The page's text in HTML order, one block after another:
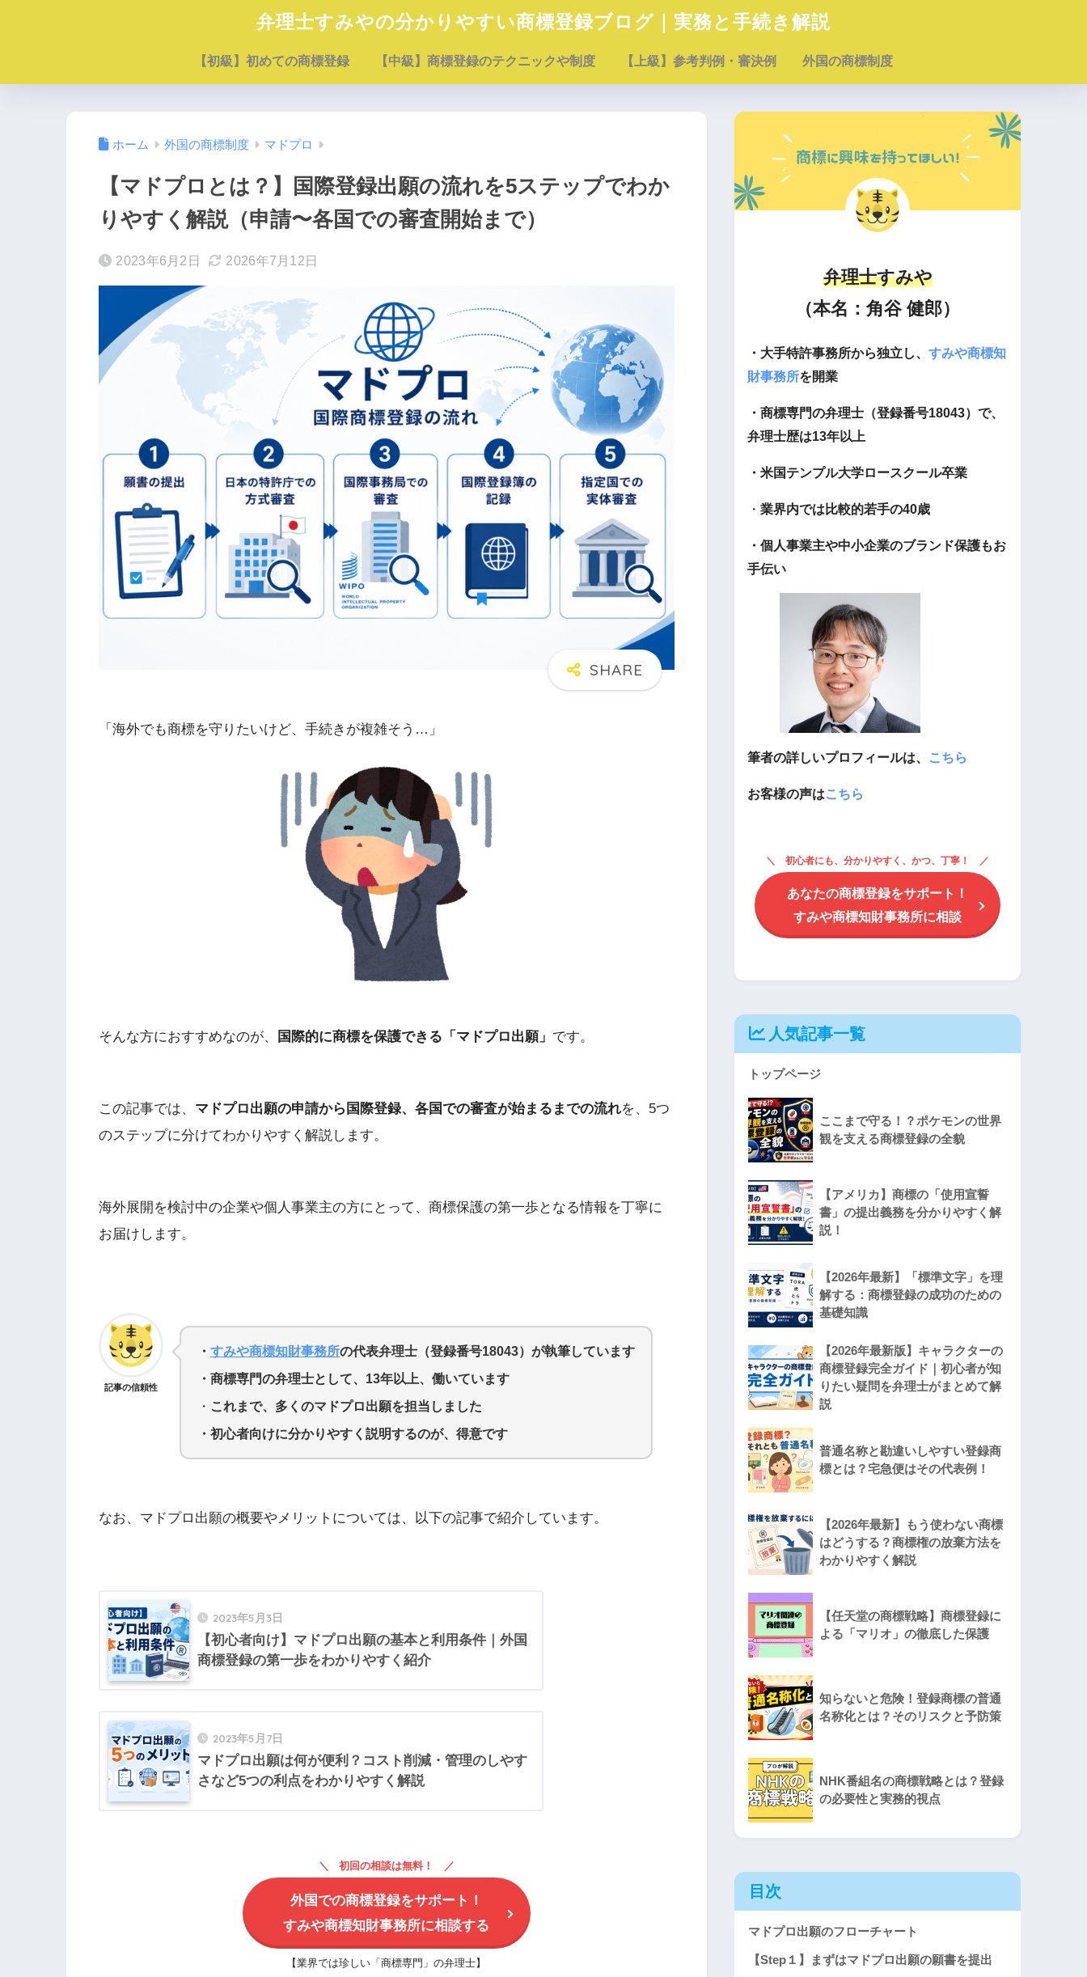
弁理士すみやの分かりやすい商標登録ブログ｜実務と手続き解説
【初級】初めての商標登録 【中級】商標登録のテクニックや制度 【上級】参考判例・審決例 外国の商標制度
ホーム 外国の商標制度 マドプロ
【マドプロとは？】国際登録出願の流れを5ステップでわか
りやすく解説（申請〜各国での審査開始まで）
2023年6月2日 2026年7月12日
「海外でも商標を守りたいけど、手続きが複雑そう…」
そんな方におすすめなのが、 国際的に商標を保護できる「マドプロ出願」 です。
この記事では、 マドプロ出願の申請から国際登録、各国での審査が始まるまでの流れを、5つ
のステップに分けてわかりやすく解説します。
海外展開を検討中の企業や個人事業主の方にとって、商標保護の第一歩となる情報を丁寧に
お届けします。
記事の信頼性
・ すみや商標知財事務所の代表弁理士（登録番号18043）が執筆しています
・商標専門の弁理士として、13年以上、働いています
・ これまで、多くのマドプロ出願を担当しました
・初心者向けに分かりやすく説明するのが、得意です
なお、マドプロ出願の概要やメリットについては、以下の記事で紹介しています。
2023年5月3日
【初心者向け】マドプロ出願の基本と利用条件｜外国
商標登録の第一歩をわかりやすく紹介
2023年5月7日
マドプロ出願は何が便利？コスト削減・管理のしやす
さなど5つの利点をわかりやすく解説
初回の相談は無料！
外国での商標登録をサポート！
すみや商標知財事務所に相談する
【業界では珍しい「商標専門」の弁理士】
弁理士すみや
（本名：角谷 健郎）
・大手特許事務所から独立し、 すみや商標知
財事務所を開業
・商標専門の弁理士（登録番号18043）で、
弁理士歴は13年以上
・米国テンプル大学ロースクール卒業
・ 業界内では比較的若手の40歳
・個人事業主や中小企業のブランド保護もお
手伝い
筆者の詳しいプロフィールは、 こちら
お客様の声はこちら
初心者にも、分かりやすく、かつ、丁寧！
あなたの商標登録をサポート！
すみや商標知財事務所に相談
人気記事一覧
トップページ
ここまで守る！？ポケモンの世界
観を支える商標登録の全貌
【アメリカ】商標の「使用宣誓
書」の提出義務を分かりやすく解
説！
【2026年最新】「標準文字」を理
解する：商標登録の成功のための
基礎知識
【2026年最新版】キャラクターの
商標登録完全ガイド｜初心者が知
りたい疑問を弁理士がまとめて解
説
普通名称と勘違いしやすい登録商
標とは？宅急便はその代表例！
【2026年最新】もう使わない商標
はどうする？商標権の放棄方法を
わかりやすく解説
【任天堂の商標戦略】商標登録に
よる「マリオ」の徹底した保護
知らないと危険！登録商標の普通
名称化とは？そのリスクと予防策
NHK番組名の商標戦略とは？登録
の必要性と実務的視点
目次
マドプロ出願のフローチャート
【Step１】まずはマドプロ出願の願書を提出